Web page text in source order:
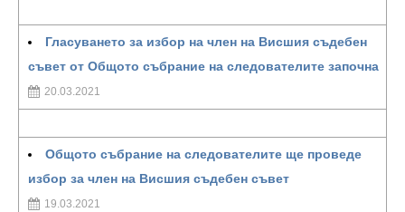
Гласуването за избор на член на Висшия съдебен
съвет от Общото събрание на следователите започна
20.03.2021
Общото събрание на следователите ще проведе
избор за член на Висшия съдебен съвет
19.03.2021